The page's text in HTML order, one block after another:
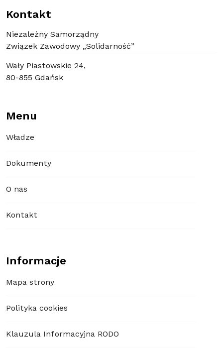
Kontakt
Niezależny Samorządny
Związek Zawodowy „Solidarność”
Wały Piastowskie 24,
80-855 Gdańsk
Menu
Władze
Dokumenty
O nas
Kontakt
Informacje
Mapa strony
Polityka cookies
Klauzula Informacyjna RODO